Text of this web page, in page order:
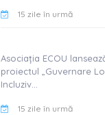
15 zile în urmă
Asociația ECOU
proiectul „Guvernare
Incluziv...
15 zile în urmă